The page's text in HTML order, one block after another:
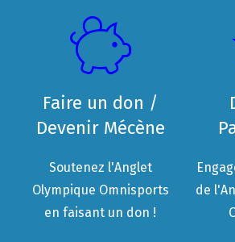
Faire un don /
Devenir Mécène
Soutenez l'Anglet
Olympique Omnisports
en faisant un don !
de